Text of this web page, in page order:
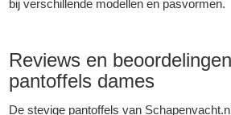
bij verschillende modellen en pasvormen.
Reviews en
pantoffels dames
De stevige pantoffels van